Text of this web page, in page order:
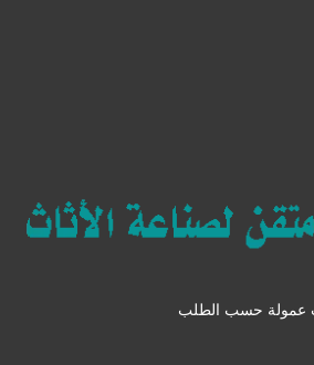
عمولة حسب الطلب